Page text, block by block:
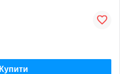
Купити